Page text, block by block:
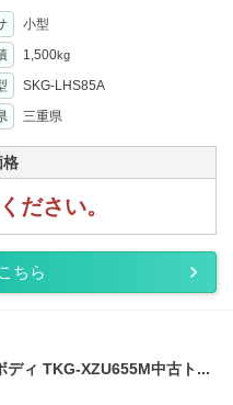
小型
1,500kg
SKG-LHS85A
三重県
格
ださい。
ちら
ディ TKG-XZU655M中古ト...